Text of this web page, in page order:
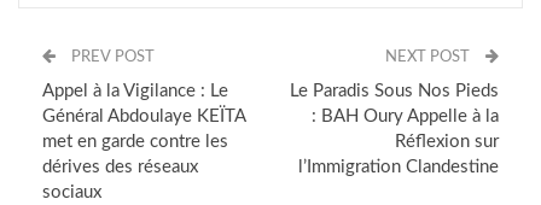
PREV POST
Appel à la Vigilance : Le
Général Abdoulaye KEÏTA
met en garde contre les
dérives des réseaux
sociaux
NEXT POST
Le Paradis Sous Nos Pieds
: BAH Oury Appelle à la
Réflexion sur
l’Immigration Clandestine